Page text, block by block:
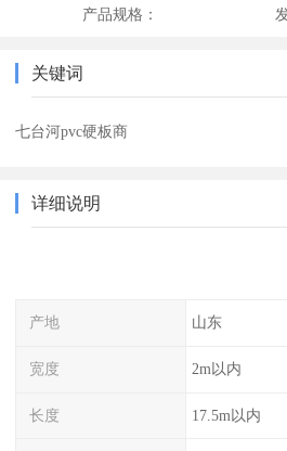
产品规格：
关键词
七台河pvc硬板商
详细说明
产地 山东
宽度 2m以内
长度 17.5m以内